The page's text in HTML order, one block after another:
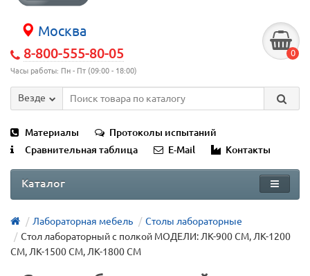
Москва
8-800-555-80-05
Часы работы: Пн - Пт (09:00 - 18:00)
0
Везде
Материалы
Протоколы испытаний
Сравнительная таблица
E-Mail Контакты
Каталог
Лабораторная мебель
Столы лабораторные
Стол лабораторный с полкой МОДЕЛИ: ЛК-900 СМ, ЛК-1200
СМ, ЛК-1500 СМ, ЛК-1800 СМ